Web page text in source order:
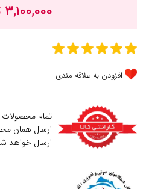
۳,۱۰۰,۰۰۰ تومان
افزودن به علاقه مندی
تمام محصولات
ارسال همان
ارسال خواهد